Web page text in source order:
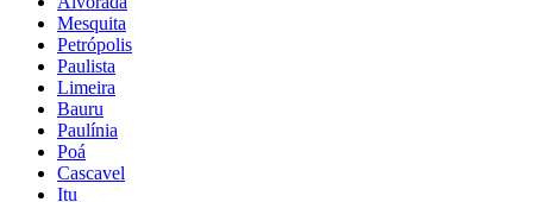
Mesquita
Petrópolis
Paulista
Limeira
Bauru
Paulínia
Poá
Cascavel
Itu